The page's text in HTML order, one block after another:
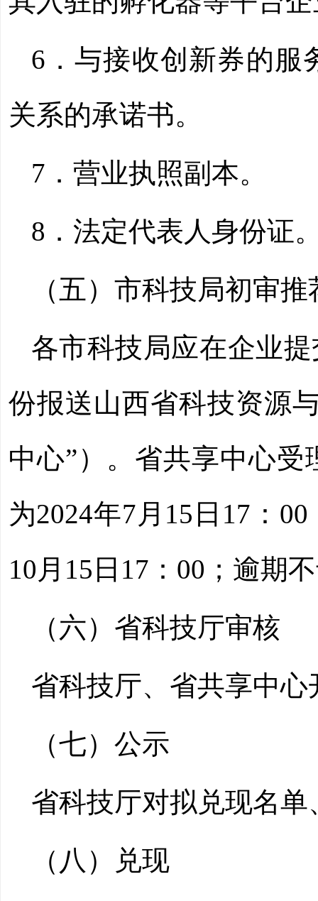
6．与接收创新券的服
关系的承诺书。
7．营业执照副本。
8．法定代表人身份证
（五）市科技局初审推
各市科技局应在企业
份报送山西省科技资源
中心”）。省共享中心
为2024年7月15日17：
10月15日17：00；逾期
（六）省科技厅审核
省科技厅、省共享中
（七）公示
省科技厅对拟兑现名
（八）兑现